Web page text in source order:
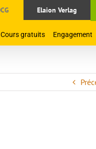
Elaion Verlag
Cours gratuits Engagement